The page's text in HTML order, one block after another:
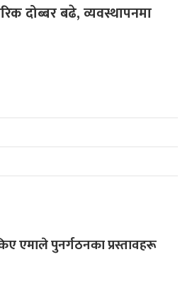
दोब्बर बढे, व्यवस्थापनमा
एमाले पुनर्गठनका प्रस्तावहरू